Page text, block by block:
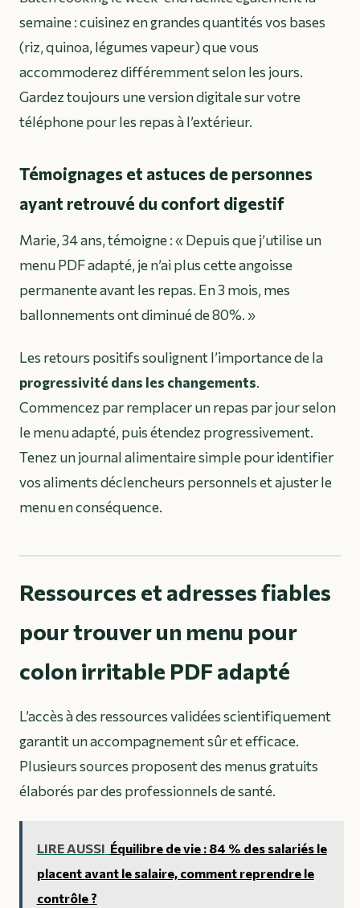
semaine : cuisinez en grandes quantités vos bases
(riz, quinoa, légumes vapeur) que vous
accommoderez différemment selon les jours.
Gardez toujours une version digitale sur votre
téléphone pour les repas à l’extérieur.
Témoignages et astuces de personnes
ayant retrouvé du confort digestif
Marie, 34 ans, témoigne :« Depuis que j’utilise un
menu PDF adapté, je n’ai plus cette angoisse
permanente avant les repas. En 3 mois, mes
ballonnements ont diminué de 80%. »
Les retours positifs soulignent l’importance de la
progressivité dans les changements.
Commencez par remplacer un repas par jour selon
le menu adapté, puis étendez progressivement.
Tenez un journal alimentaire simple pour identifier
vos aliments déclencheurs personnels et ajuster le
menu en conséquence.
Ressources et adresses fiables
pour trouver un menu pour
colon irritable PDF adapté
L’accès à des ressources validées scientifiquement
garantit un accompagnement sûr et efficace.
Plusieurs sources proposent des menus gratuits
élaborés par des professionnels de santé.
LIRE AUSSI Équilibre de vie : 84 % des salariés le
placent avant le salaire, comment reprendre le
contrôle ?